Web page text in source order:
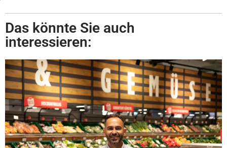
Das könnte Sie auch
interessieren: